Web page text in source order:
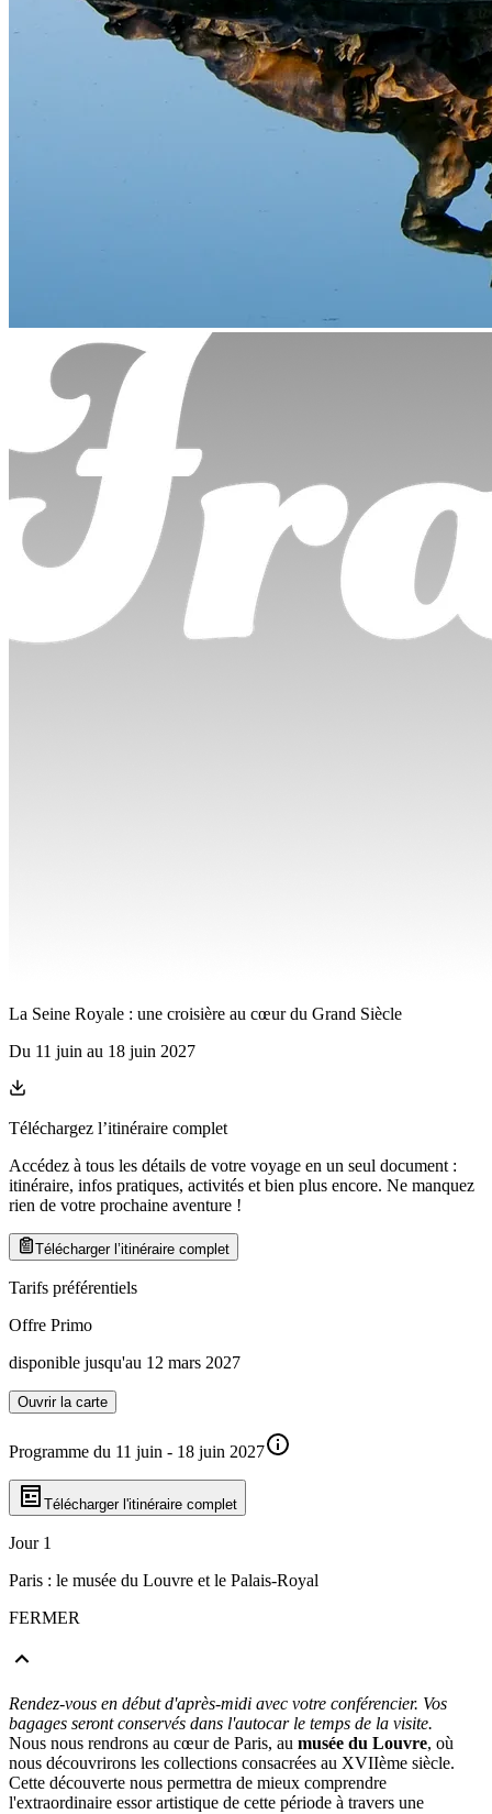
La Seine Royale : une croisière au cœur du Grand Siècle
Du 11 juin au 18 juin 2027
Téléchargez l’itinéraire complet
Accédez à tous les détails de votre voyage en un seul document :
itinéraire, infos pratiques, activités et bien plus encore. Ne manquez
rien de votre prochaine aventure !
Télécharger l’itinéraire complet
Tarifs préférentiels
Offre Primo
disponible jusqu'au 12 mars 2027
Ouvrir la carte
Programme du 11 juin - 18 juin 2027
Télécharger l'itinéraire complet
Jour 1
Paris : le musée du Louvre et le Palais-Royal
FERMER
Rendez-vous en début d'après-midi avec votre conférencier. Vos
bagages seront conservés dans l'autocar le temps de la visite.
Nous nous rendrons au cœur de Paris, au musée du Louvre, où
nous découvrirons les collections consacrées au XVIIème siècle.
Cette découverte nous permettra de mieux comprendre
l'extraordinaire essor artistique de cette période à travers une